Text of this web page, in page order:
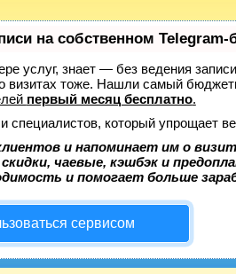
на собственном Telegram-
услуг, знает — без ведения
визитах тоже. Нашли самый
первый месяц бесплатно.
специалистов, который упрощает
и напоминает им о
чаевые, кэшбэк и
и помогает больше
сервисом